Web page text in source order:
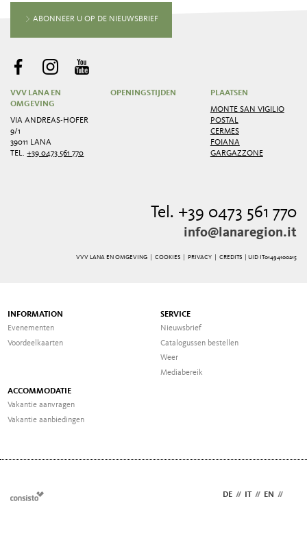
ABONNEER U OP DE NIEUWSBRIEF
VVV LANA EN
OMGEVING
VIA ANDREAS-HOFER
9/1
39011 LANA
TEL.+39 0473 561 770
OPENINGSTIJDEN
PLAATSEN
MONTE SAN VIGILIO
POSTAL
CERMES
FOIANA
GARGAZZONE
Tel. +39 0473 561 770
info@lanaregion.it
VVV LANA EN OMGEVING | COOKIES| PRIVACY| CREDITS | UID IT01494100215
INFORMATION
Evenementen
Voordeelkaarten
SERVICE
Nieuwsbrief
Catalogussen bestellen
Weer
Mediabereik
ACCOMMODATIE
Vakantie aanvragen
Vakantie aanbiedingen
DE // IT // EN //